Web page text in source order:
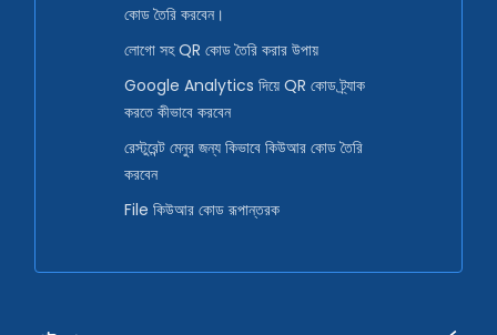
কোড তৈরি করবেন।
লোগো সহ QR কোড তৈরি করার উপায়
Google Analytics দিয়ে QR কোড ট্র্যাক
করতে কীভাবে করবেন
রেস্টুরেন্ট মেনুর জন্য কিভাবে কিউআর কোড তৈরি
করবেন
File কিউআর কোড রূপান্তরক